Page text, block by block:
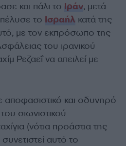
και πάλι το Ιράν, μετά
το Ισραήλ κατά της
με τον εκπρόσωπο της
του ιρανικού
Ρεζαεΐ να απειλεί με
και οδυνηρό
σιωνιστικού
(νότια προάστια της
αυτό το